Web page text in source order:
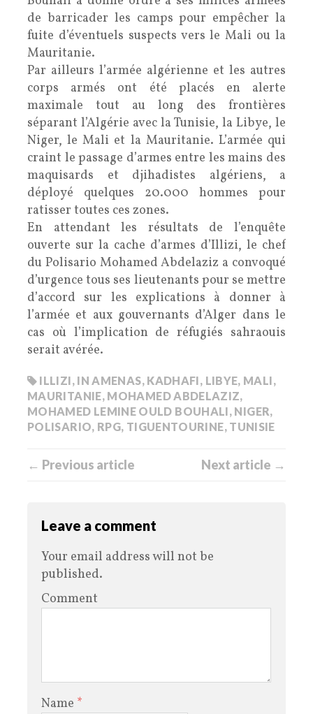
de barricader les camps pour empêcher la
fuite d’éventuels suspects vers le Mali ou la
Mauritanie.
Par ailleurs l’armée algérienne et les autres
corps armés ont été placés en alerte
maximale tout au long des frontières
séparant l’Algérie avec la Tunisie, la Libye, le
Niger, le Mali et la Mauritanie. L’armée qui
craint le passage d’armes entre les mains des
maquisards et djihadistes algériens, a
déployé quelques 20.000 hommes pour
ratisser toutes ces zones.
En attendant les résultats de l’enquête
ouverte sur la cache d’armes d’Illizi, le chef
du Polisario Mohamed Abdelaziz a convoqué
d’urgence tous ses lieutenants pour se mettre
d’accord sur les explications à donner à
l’armée et aux gouvernants d’Alger dans le
cas où l’implication de réfugiés sahraouis
serait avérée.
ILLIZI, IN AMENAS, KADHAFI, LIBYE, MALI,
MAURITANIE, MOHAMED ABDELAZIZ,
MOHAMED LEMINE OULD BOUHALI, NIGER,
POLISARIO, RPG, TIGUENTOURINE, TUNISIE
← Previous article Next article →
Leave a comment
Your email address will not be
published.
Comment
Name *